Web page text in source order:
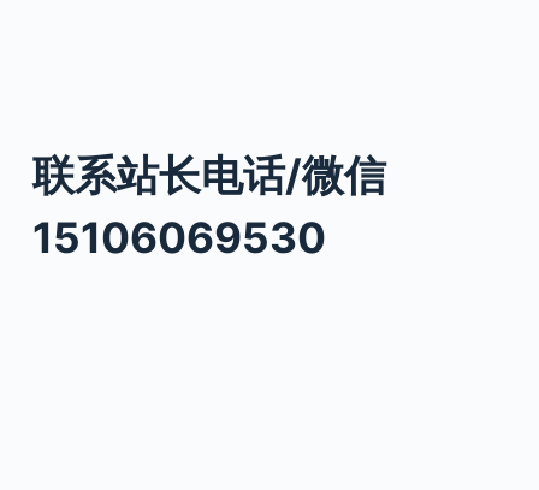
联系站长电话/微信
15106069530